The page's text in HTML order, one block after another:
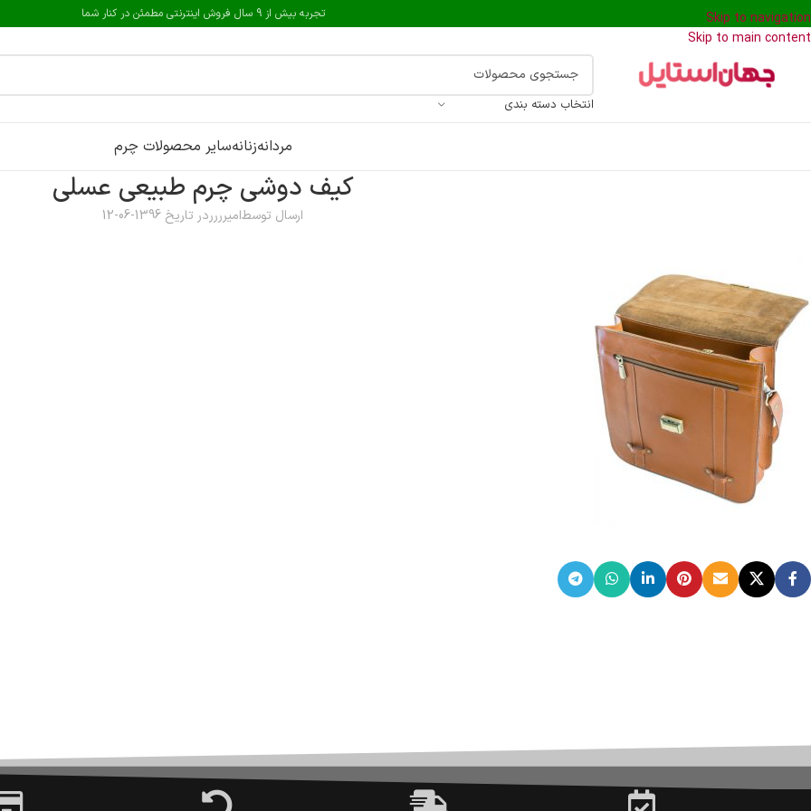
Skip to navigation
Skip to main content
تجربه بیش از 9 سال فروش اینترنتی مطمئن در کنار شما
انتخاب دسته بندی
مردانهزنانهسایر محصولات چرم
کیف دوشی چرم طبیعی عسلی
ارسال توسطامیرررردر تاریخ 1396-06-12